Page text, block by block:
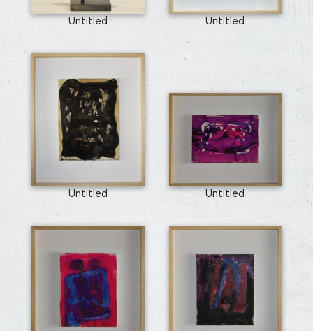
Untitled Untitled
Untitled Untitled